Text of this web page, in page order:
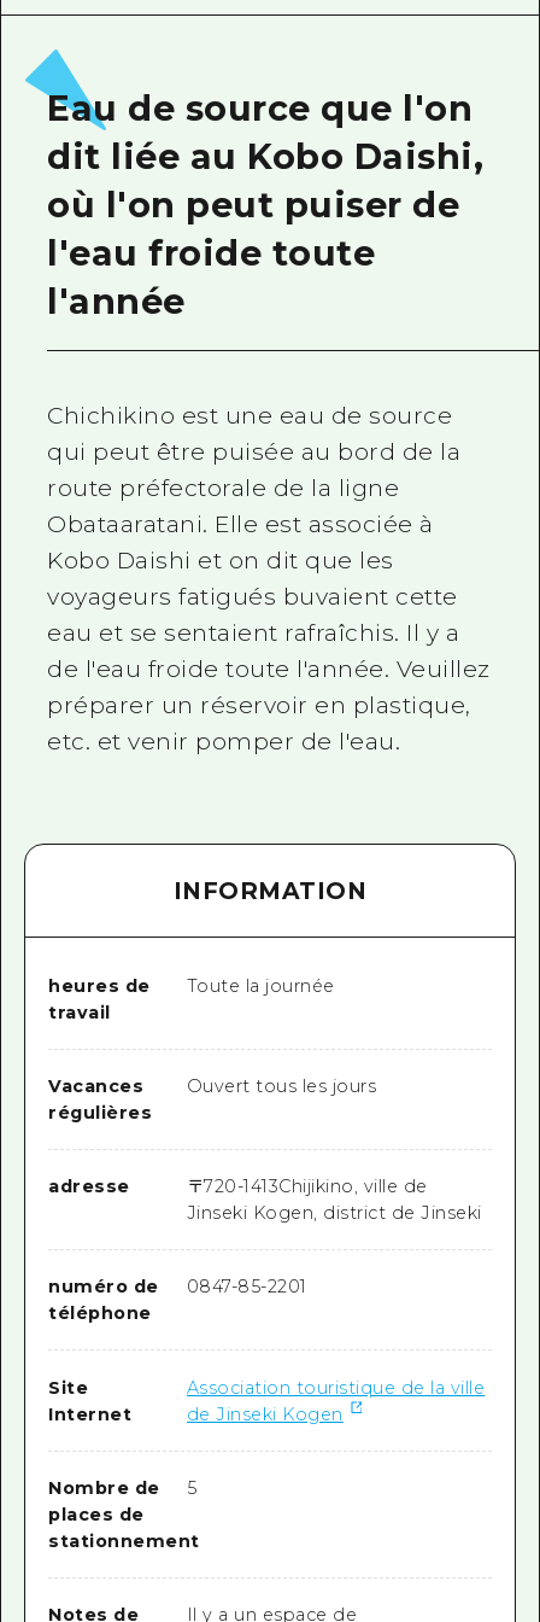
Téléchargement de Photos
Informations sur le transport en
Eau de source que l'on
dit liée au Kobo Daishi,
où l'on peut puiser de
l'eau froide toute
l'année
Chichikino est une eau de source
qui peut être puisée au bord de la
route préfectorale de la ligne
Obataaratani. Elle est associée à
Kobo Daishi et on dit que les
voyageurs fatigués buvaient cette
eau et se sentaient rafraîchis. Il y a
de l'eau froide toute l'année. Veuillez
préparer un réservoir en plastique,
etc. et venir pomper de l'eau.
INFORMATION
heures de
travail
Toute la journée
Vacances
régulières
Ouvert tous les jours
adresse 〒720-1413Chijikino, ville de
Jinseki Kogen, district de Jinseki
numéro de
téléphone
0847-85-2201
Site
Internet
Association touristique de la ville
de Jinseki Kogen
Nombre de
places de
stationnement
5
Notes de Il y a un espace de